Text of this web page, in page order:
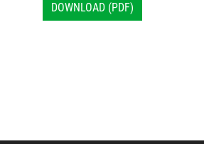
DOWNLOAD (PDF)